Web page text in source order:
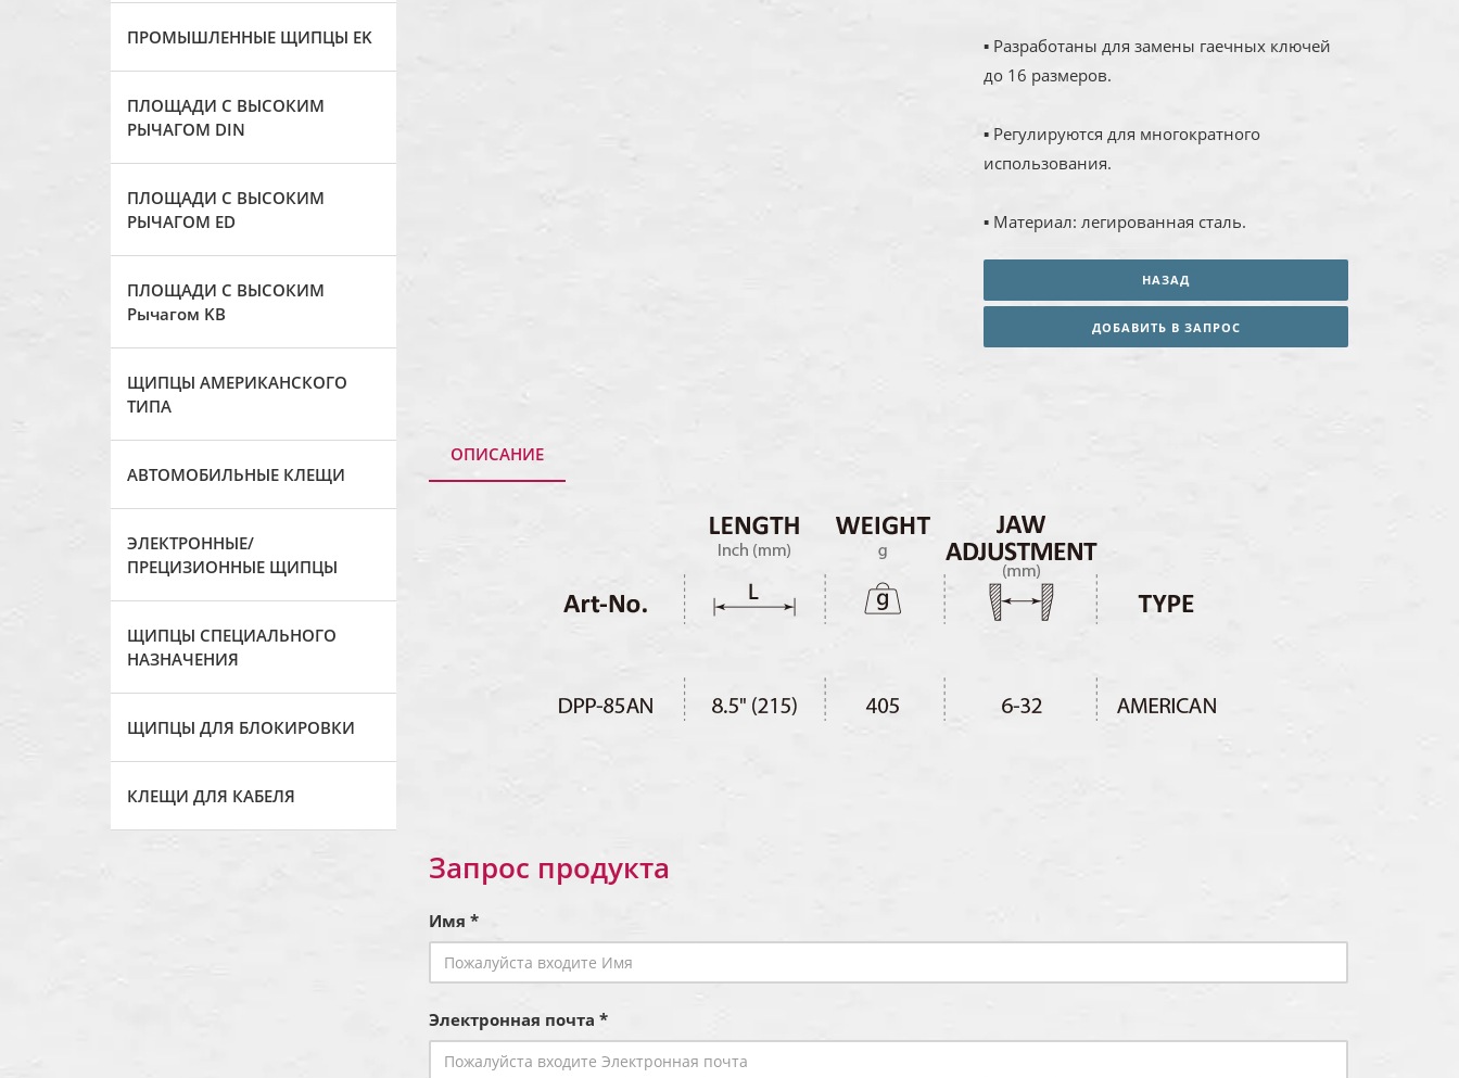
ПРОМЫШЛЕННЫЕ ЩИПЦЫ EK
ПЛОЩАДИ С ВЫСОКИМ
РЫЧАГОМ DIN
ПЛОЩАДИ С ВЫСОКИМ
РЫЧАГОМ ED
ПЛОЩАДИ С ВЫСОКИМ
Рычагом KB
ЩИПЦЫ АМЕРИКАНСКОГО
ТИПА
АВТОМОБИЛЬНЫЕ КЛЕЩИ
ЭЛЕКТРОННЫЕ/
ПРЕЦИЗИОННЫЕ ЩИПЦЫ
ЩИПЦЫ СПЕЦИАЛЬНОГО
НАЗНАЧЕНИЯ
ЩИПЦЫ ДЛЯ БЛОКИРОВКИ
КЛЕЩИ ДЛЯ КАБЕЛЯ
▪ Разработаны для замены гаечных ключей
до 16 размеров.
▪ Регулируются для многократного
использования.
▪ Материал: легированная сталь.
НАЗАД
ДОБАВИТЬ В ЗАПРОС
ОПИСАНИЕ
Запрос продукта
Имя *
Электронная почта *